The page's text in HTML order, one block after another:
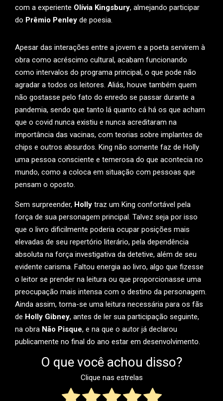
com a experiente Olívia Kingsbury, almejando participar
do Prêmio Penley de poesia.
Apesar das interações entre a jovem e a poeta servirem à
obra como acréscimo cultural, acabam funcionando
como intervalos do programa principal, o que pode não
agradar a todos os leitores. Aliás, houve também quem
não gostasse pelo fato do enredo se passar durante a
pandemia, sendo que tanto lá quanto cá há os que acham
que o covid nunca existiu e nunca acreditaram na
importância das vacinas, com teorias sobre implantes de
chips e outros absurdos. King não somente faz de Holly
uma pessoa consciente e temerosa do que acontecia no
mundo, como a coloca em situação com pessoas que
pensam o oposto.
Sem surpreender, Holly traz um King confortável pela
força de sua personagem principal. Talvez seja por isso
que o livro dificilmente poderia ocupar posições mais
elevadas de seu repertório literário, pela dependência
absoluta na força investigativa da detetive, além de seu
evidente carisma. Faltou energia ao livro, algo que fizesse
o leitor se prender na leitura ou que proporcionasse uma
preocupação mais intensa com o destino da personagem.
Ainda assim, torna-se uma leitura necessária para os fãs
de Holly Gibney, antes de ler sua participação seguinte,
na obra Não Pisque, e na que o autor já declarou
publicamente no final do ano estar em desenvolvimento.
O que você achou disso?
Clique nas estrelas